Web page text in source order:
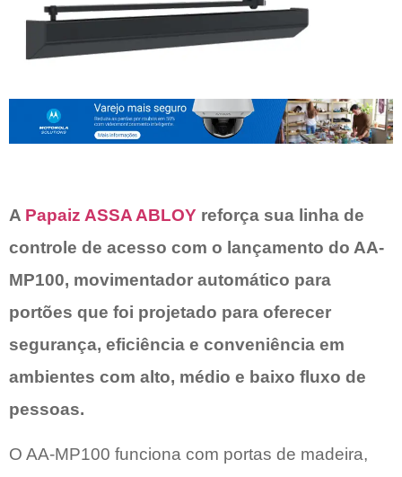
A Papaiz ASSA ABLOY reforça sua linha de
controle de acesso com o lançamento do AA-
MP100, movimentador automático para
portões que foi projetado para oferecer
segurança, eficiência e conveniência em
ambientes com alto, médio e baixo fluxo de
pessoas.
O AA-MP100 funciona com portas de madeira,